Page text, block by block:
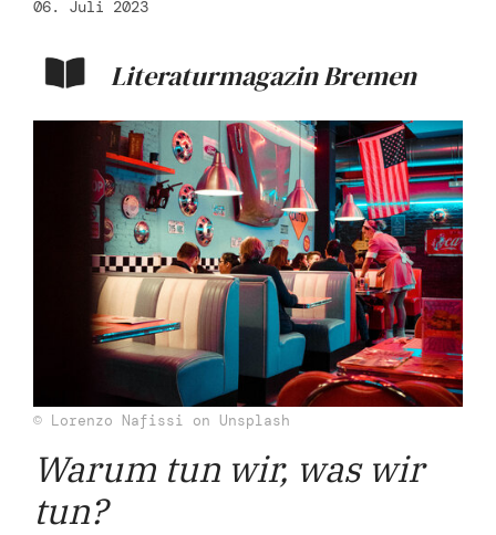
06. Juli 2023
Literaturmagazin Bremen
© Lorenzo Nafissi on Unsplash
Warum tun wir, was wir
tun?